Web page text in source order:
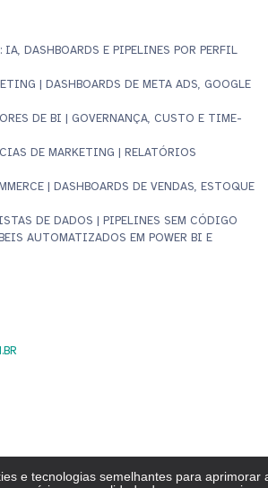
IA, DASHBOARDS E PIPELINES POR PERFIL
| DASHBOARDS DE META ADS, GOOGLE
DE BI | GOVERNANÇA, CUSTO E TIME-
DE MARKETING | RELATÓRIOS
| DASHBOARDS DE VENDAS, ESTOQUE
DE DADOS | PIPELINES SEM CÓDIGO
AUTOMATIZADOS EM POWER BI E